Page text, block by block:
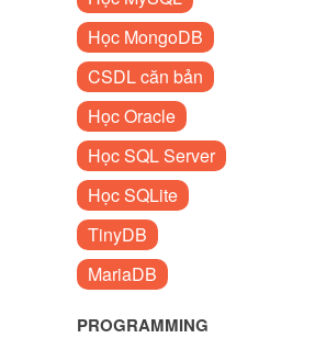
Học MongoDB
CSDL căn bản
Học Oracle
Học SQL Server
Học SQLite
TinyDB
MariaDB
PROGRAMMING